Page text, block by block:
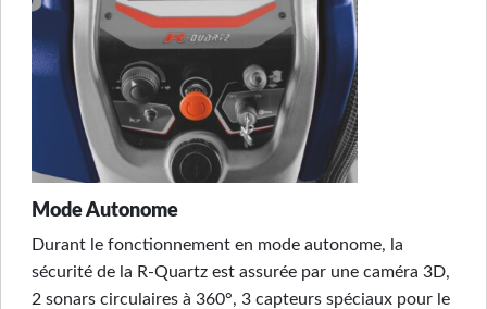
Mode Autonome
Durant le fonctionnement en mode autonome, la
sécurité de la R-Quartz est assurée par une caméra 3D,
2 sonars circulaires à 360°, 3 capteurs spéciaux pour le